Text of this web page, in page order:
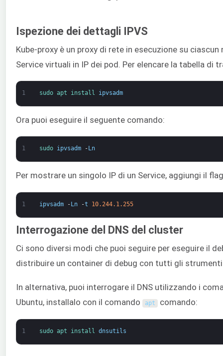
Ispezione dei dettagli IPVS
Kube-proxy è un proxy di rete in esecuzione su
Service virtuali in IP dei pod. Per elencare la tabella di
1 sudo apt install ipvsadm
Ora puoi eseguire il seguente comando:
1 sudo ipvsadm - Ln
Per mostrare un singolo IP di un Service, aggiungi il
1 ipvsadm -Ln -t 10.244.1.255
Interrogazione del DNS del cluster
Ci sono diversi modi che puoi seguire per eseguire il
distribuire un container di debug con tutti gli
In alternativa, puoi interrogare il DNS utilizzando i
Ubuntu, installalo con il comando
apt comando:
1 sudo apt install dnsutils